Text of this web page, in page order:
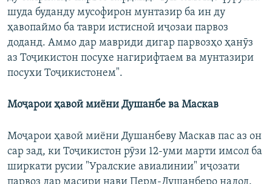
шуда буданду мусофирон мунтазир ба ин ду
ҳавопаймо ба таври истисноӣ иҷозаи парвоз
доданд. Аммо дар мавриди дигар парвозҳо ҳанӯз
аз Тоҷикистон посухе нагирифтаем ва мунтазири
посухи Тоҷикистонем".
Моҷарои ҳавоӣ миёни Душанбе ва Маскав
Моҷарои ҳавоӣ миёни Душанбеву Маскав пас аз он
сар зад, ки Тоҷикистон рӯзи 12-уми марти имсол ба
ширкати русии "Уралские авиалинии" иҷозати